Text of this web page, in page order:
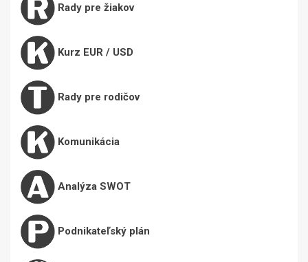
Rady pre žiakov
Kurz EUR / USD
Rady pre rodičov
Komunikácia
Analýza SWOT
Podnikateľský plán